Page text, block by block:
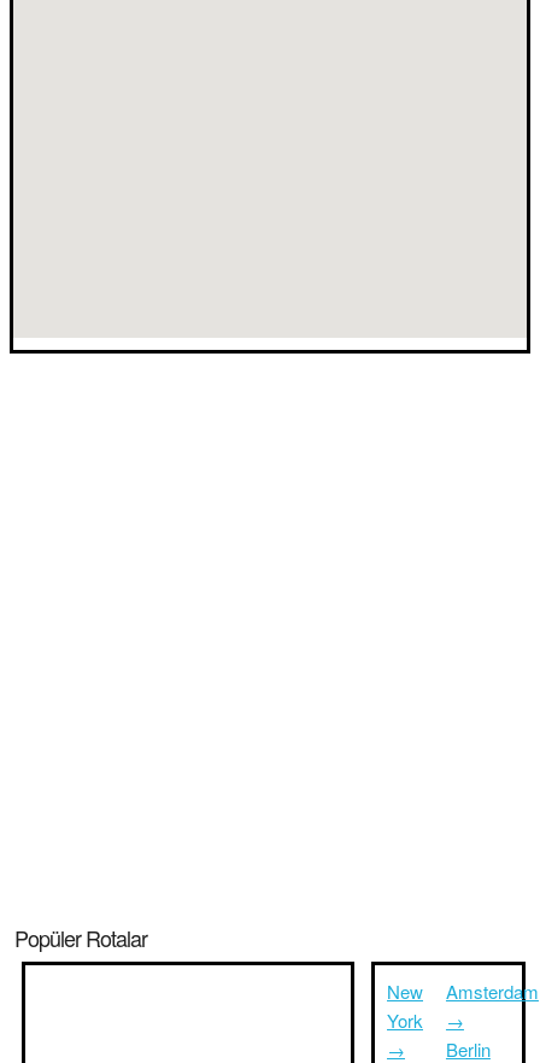
Popüler Rotalar
New
York
→
Amsterdam
→
Berlin